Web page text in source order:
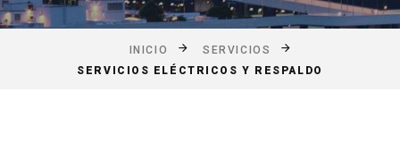
INICIO
SERVICIOS
SERVICIOS ELÉCTRICOS Y RESPALDO